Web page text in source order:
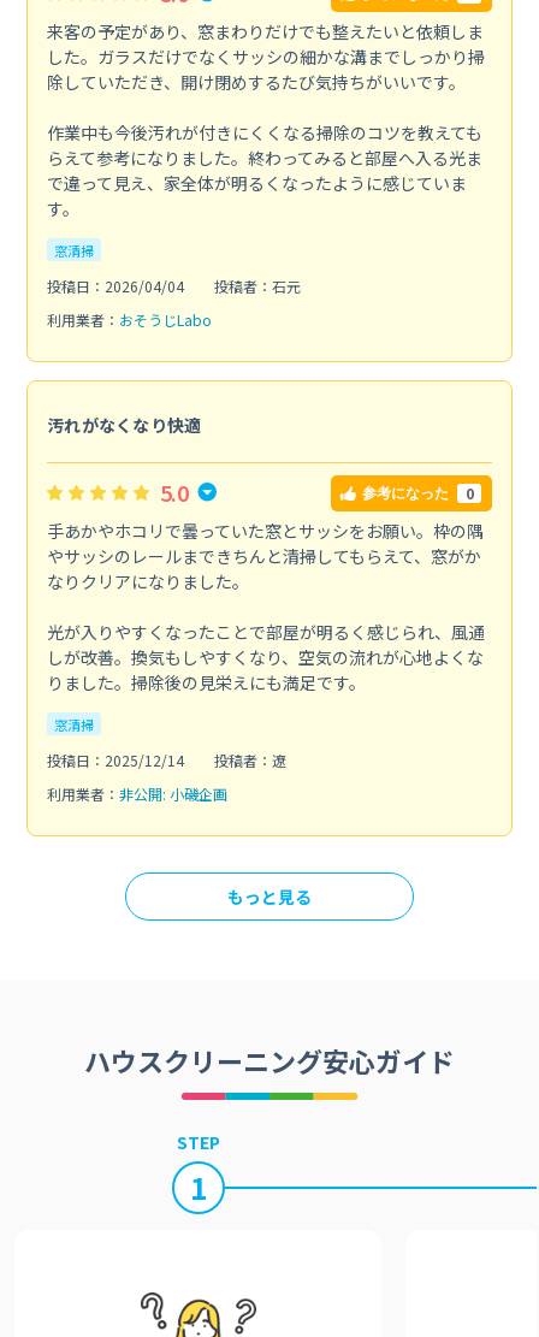
来客の予定があり、窓まわりだけでも整えたいと依頼しま
した。ガラスだけでなくサッシの細かな溝までしっかり掃
除していただき、開け閉めするたび気持ちがいいです。
作業中も今後汚れが付きにくくなる掃除のコツを教えても
らえて参考になりました。終わってみると部屋へ入る光ま
で違って見え、家全体が明るくなったように感じていま
す。
窓清掃
投稿日：2026/04/04
投稿者：石元
利用業者： おそうじLabo
汚れがなくなり快適
5.0 参考になった 0
手あかやホコリで曇っていた窓とサッシをお願い。枠の隅
やサッシのレールまできちんと清掃してもらえて、窓がか
なりクリアになりました。
光が入りやすくなったことで部屋が明るく感じられ、風通
しが改善。換気もしやすくなり、空気の流れが心地よくな
りました。掃除後の見栄えにも満足です。
窓清掃
投稿日：2025/12/14
投稿者：遼
利用業者： 非公開: 小磯企画
もっと見る
ハウスクリーニング安心ガイド
STEP
1